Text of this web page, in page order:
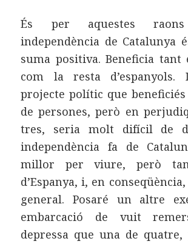
És per aquestes
independència de Catalunya
suma positiva. Beneficia tant
com la resta
projecte polític que
de persones, però en
tres, seria molt difícil de
independència fa de
millor per viure, però
d’Espanya, i, en
general. Posaré un altre
embarcació de vuit
depressa que una de